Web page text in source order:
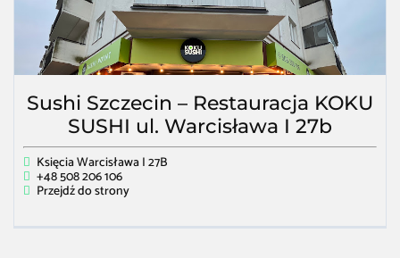
Sushi Szczecin – Restauracja KOKU
SUSHI ul. Warcisława I 27b
Księcia Warcisława I 27B
+48 508 206 106
Przejdź do strony